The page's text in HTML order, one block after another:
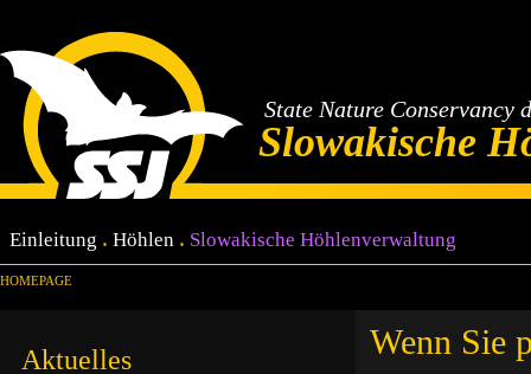
State Nature Conservancy
Slowakische
Einleitung Höhlen Slowakische Höhlenverwaltung
HOMEPAGE
Wenn Sie
Aktuelles